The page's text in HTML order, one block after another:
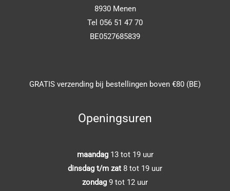
8930 Menen
Tel 056 51 47 70
BE0527685839
GRATIS verzending bij bestellingen boven €80 (BE)
Openingsuren
maandag 13 tot 19 uur
dinsdag t/m zat 8 tot 19 uur
zondag 9 tot 12 uur